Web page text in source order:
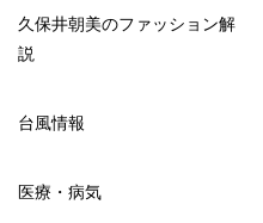
久保井朝美のファッション解
説
台風情報
医療・病気